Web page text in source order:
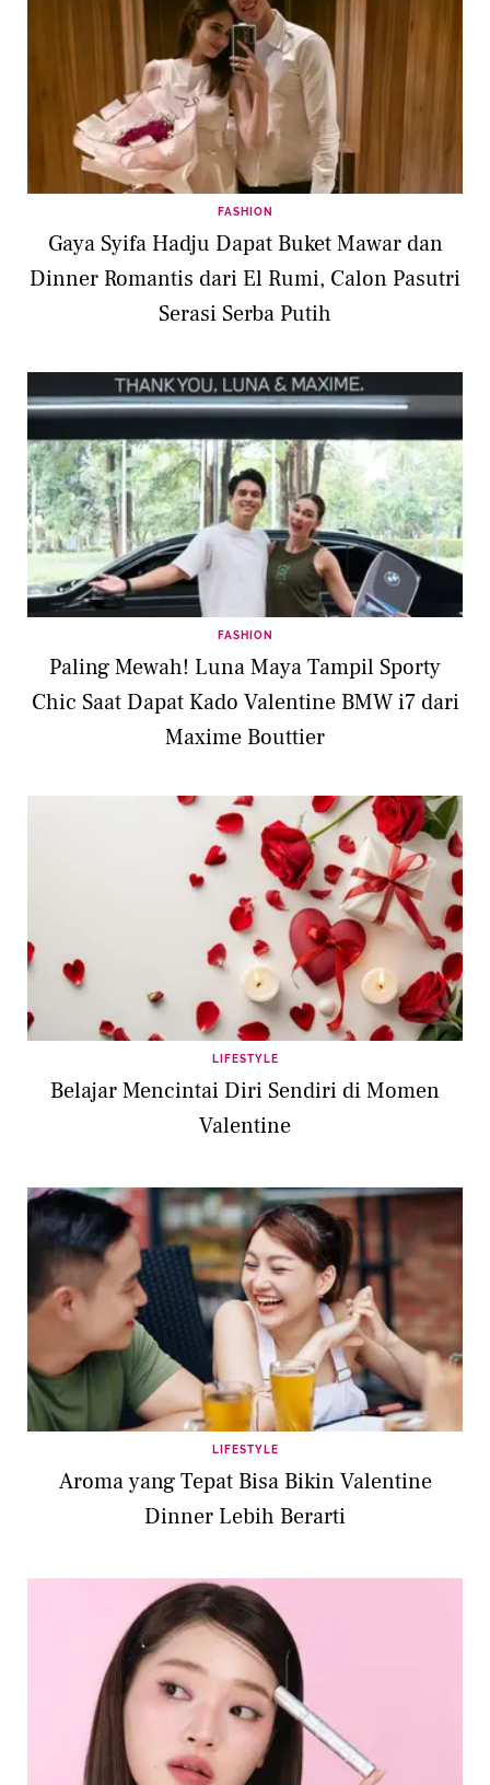
FASHION
Gaya Syifa Hadju Dapat Buket Mawar dan
Dinner Romantis dari El Rumi, Calon Pasutri
Serasi Serba Putih
FASHION
Paling Mewah! Luna Maya Tampil Sporty
Chic Saat Dapat Kado Valentine BMW i7 dari
Maxime Bouttier
LIFESTYLE
Belajar Mencintai Diri Sendiri di Momen
Valentine
LIFESTYLE
Aroma yang Tepat Bisa Bikin Valentine
Dinner Lebih Berarti